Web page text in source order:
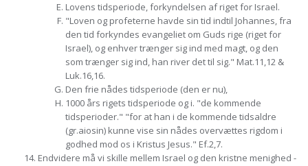
Lovens tidsperiode, forkyndelsen af riget for Israel.
"Loven og profeterne havde sin tid indtil Johannes, fra
den tid forkyndes evangeliet om Guds rige (riget for
Israel), og enhver trænger sig ind med magt, og den
som trænger sig ind, han river det til sig." Mat.11,12 &
Luk.16,16.
Den frie nådes tidsperiode (den er nu),
1000 års rigets tidsperiode og i. "de kommende
tidsperioder." "for at han i de kommende tidsaldre
(gr.aiosin) kunne vise sin nådes overvættes rigdom i
godhed mod os i Kristus Jesus." Ef.2,7.
Endvidere må vi skille mellem Israel og den kristne menighed -